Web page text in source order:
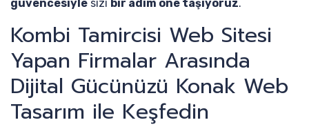
güvencesiyle sizi bir adım öne taşıyoruz.
Kombi Tamircisi Web Sitesi
Yapan Firmalar Arasında
Dijital Gücünüzü Konak Web
Tasarım ile Keşfedin